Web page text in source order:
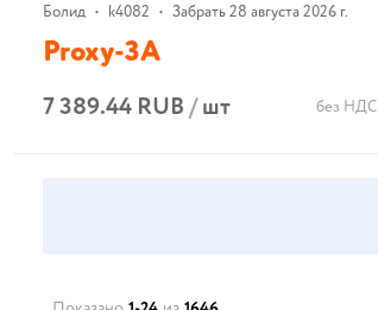
В корзину
Болид • k4082 • Забрать 28 августа 2026 г.
Proxy-3A
7 389.44 RUB/шт без НДС